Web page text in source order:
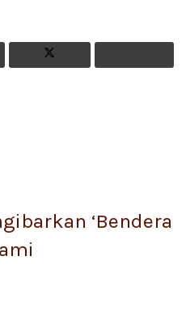
‘Bendera